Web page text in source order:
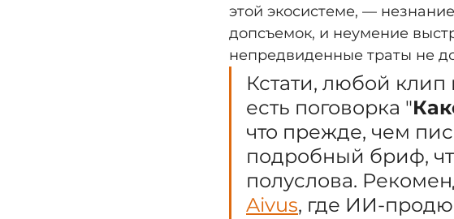
этой экосистеме, —
допсъемок, и неумение
непредвиденные траты не
Кстати, любой
есть поговорка "
что прежде, чем
подробный бриф,
полуслова.
Aivus, где ИИ-